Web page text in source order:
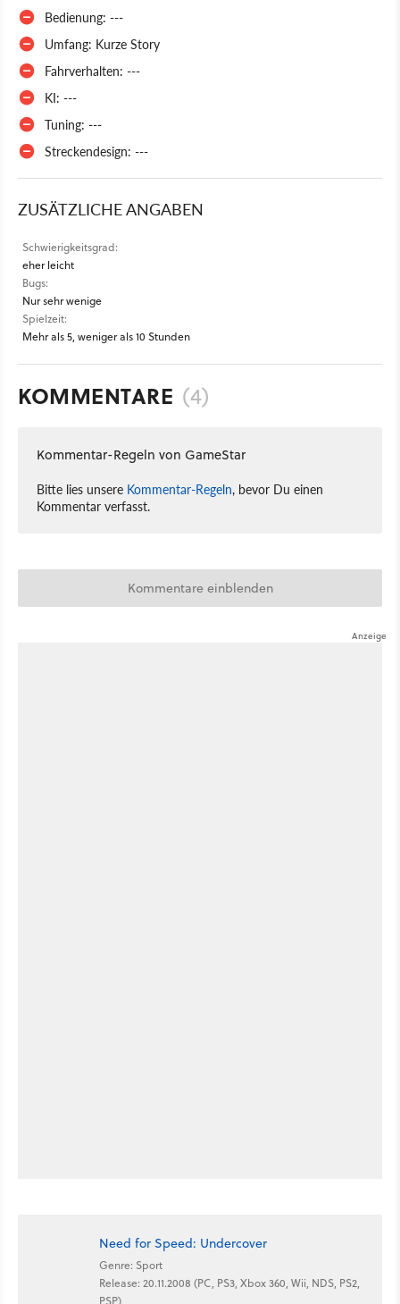
Bedienung: ---
Umfang: Kurze Story
Fahrverhalten: ---
KI: ---
Tuning: ---
Streckendesign: ---
ZUSÄTZLICHE ANGABEN
Schwierigkeitsgrad:
eher leicht
Bugs:
Nur sehr wenige
Spielzeit:
Mehr als 5, weniger als 10 Stunden
KOMMENTARE (4)
Kommentar-Regeln von GameStar
Bitte lies unsere Kommentar-Regeln, bevor Du einen
Kommentar verfasst.
Kommentare einblenden
Need for Speed: Undercover
Genre: Sport
Release: 20.11.2008 (PC, PS3, Xbox 360, Wii, NDS, PS2,
PSP)